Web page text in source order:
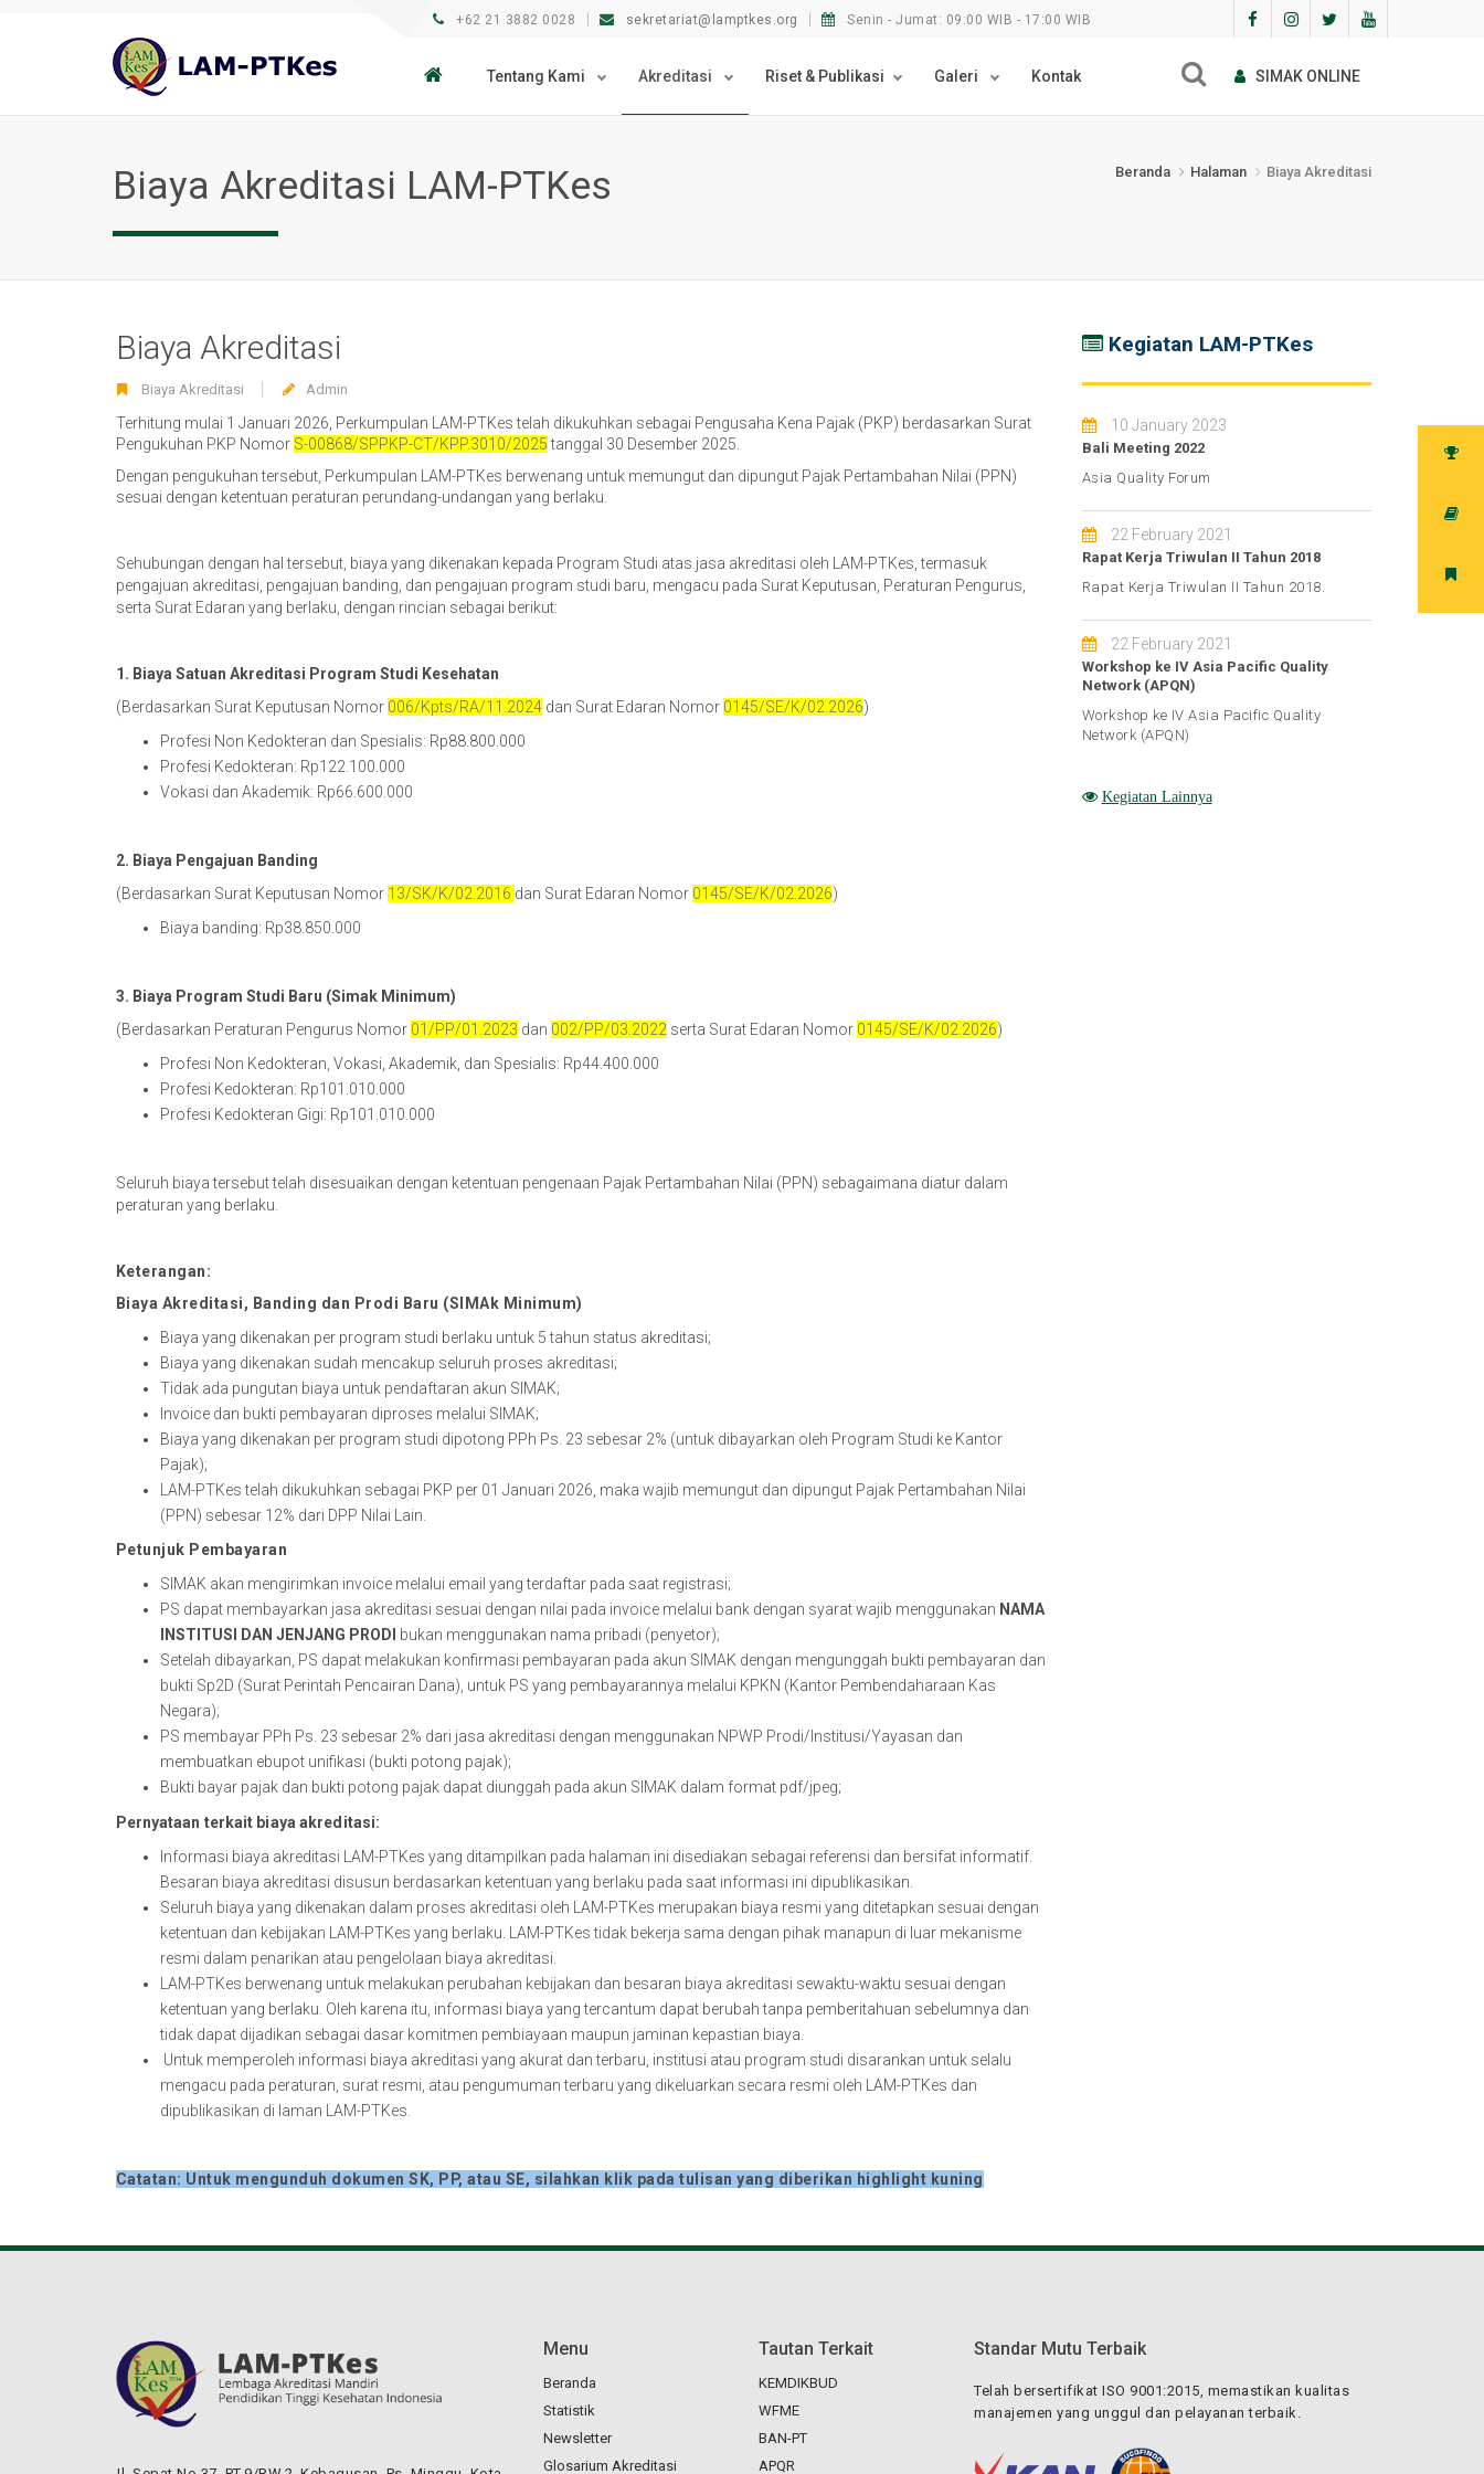
+62 21 3882 0028 sekretariat@lamptkes.org Senin - Jumat: 09:00 WIB - 17:00 WIB
Tentang Kami Akreditasi Riset & Publikasi Galeri Kontak SIMAK ONLINE
Biaya Akreditasi LAM-PTKes Beranda Halaman Biaya Akreditasi
Biaya Akreditasi
Biaya Akreditasi Admin
Terhitung mulai 1 Januari 2026, Perkumpulan LAM-PTKes telah dikukuhkan sebagai Pengusaha Kena Pajak (PKP) berdasarkan Surat
Pengukuhan PKP Nomor S-00868/SPPKP-CT/KPP.3010/2025tanggal 30 Desember 2025.
Dengan pengukuhan tersebut, Perkumpulan LAM-PTKes berwenang untuk memungut dan dipungut Pajak Pertambahan Nilai (PPN)
sesuai dengan ketentuan peraturan perundang-undangan yang berlaku.
Sehubungan dengan hal tersebut, biaya yang dikenakan kepada Program Studi atas jasa akreditasi oleh LAM-PTKes, termasuk
pengajuan akreditasi, pengajuan banding, dan pengajuan program studi baru, mengacu pada Surat Keputusan, Peraturan Pengurus,
serta Surat Edaran yang berlaku, dengan rincian sebagai berikut:
1. Biaya Satuan Akreditasi Program Studi Kesehatan
(Berdasarkan Surat Keputusan Nomor 006/Kpts/RA/11.2024dan Surat Edaran Nomor 0145/SE/K/02.2026)
Profesi Non Kedokteran dan Spesialis: Rp88.800.000
Profesi Kedokteran: Rp122.100.000
Vokasi dan Akademik: Rp66.600.000
2. Biaya Pengajuan Banding
(Berdasarkan Surat Keputusan Nomor 13/SK/K/02.2016 dan Surat Edaran Nomor 0145/SE/K/02.2026)
Biaya banding: Rp38.850.000
3. Biaya Program Studi Baru (Simak Minimum)
(Berdasarkan Peraturan Pengurus Nomor 01/PP/01.2023 dan 002/PP/03.2022 serta Surat Edaran Nomor 0145/SE/K/02.2026)
Profesi Non Kedokteran, Vokasi, Akademik, dan Spesialis: Rp44.400.000
Profesi Kedokteran: Rp101.010.000
Profesi Kedokteran Gigi: Rp101.010.000
Seluruh biaya tersebut telah disesuaikan dengan ketentuan pengenaan Pajak Pertambahan Nilai (PPN) sebagaimana diatur dalam
peraturan yang berlaku.
Keterangan:
Biaya Akreditasi, Banding dan Prodi Baru (SIMAk Minimum)
Biaya yang dikenakan per program studi berlaku untuk 5 tahun status akreditasi;
Biaya yang dikenakan sudah mencakup seluruh proses akreditasi;
Tidak ada pungutan biaya untuk pendaftaran akun SIMAK;
Invoice dan bukti pembayaran diproses melalui SIMAK;
Biaya yang dikenakan per program studi dipotong PPh Ps. 23 sebesar 2% (untuk dibayarkan oleh Program Studi ke Kantor
Pajak);
LAM-PTKes telah dikukuhkan sebagai PKP per 01 Januari 2026, maka wajib memungut dan dipungut Pajak Pertambahan Nilai
(PPN) sebesar 12% dari DPP Nilai Lain.
Petunjuk Pembayaran
SIMAK akan mengirimkan invoice melalui email yang terdaftar pada saat registrasi;
PS dapat membayarkan jasa akreditasi sesuai dengan nilai pada invoice melalui bank dengan syarat wajib menggunakan NAMA
INSTITUSI DAN JENJANG PRODI bukan menggunakan nama pribadi (penyetor);
Setelah dibayarkan, PS dapat melakukan konfirmasi pembayaran pada akun SIMAK dengan mengunggah bukti pembayaran dan
bukti Sp2D (Surat Perintah Pencairan Dana), untuk PS yang pembayarannya melalui KPKN (Kantor Pembendaharaan Kas
Negara);
PS membayar PPh Ps. 23 sebesar 2% dari jasa akreditasi dengan menggunakan NPWP Prodi/Institusi/Yayasan dan
membuatkan ebupot unifikasi (bukti potong pajak);
Bukti bayar pajak dan bukti potong pajak dapat diunggah pada akun SIMAK dalam format pdf/jpeg;
Pernyataan terkait biaya akreditasi:
Informasi biaya akreditasi LAM-PTKes yang ditampilkan pada halaman ini disediakan sebagai referensi dan bersifat informatif.
Besaran biaya akreditasi disusun berdasarkan ketentuan yang berlaku pada saat informasi ini dipublikasikan.
Seluruh biaya yang dikenakan dalam proses akreditasi oleh LAM-PTKes merupakan biaya resmi yang ditetapkan sesuai dengan
ketentuan dan kebijakan LAM-PTKes yang berlaku. LAM-PTKes tidak bekerja sama dengan pihak manapun di luar mekanisme
resmi dalam penarikan atau pengelolaan biaya akreditasi.
LAM-PTKes berwenang untuk melakukan perubahan kebijakan dan besaran biaya akreditasi sewaktu-waktu sesuai dengan
ketentuan yang berlaku. Oleh karena itu, informasi biaya yang tercantum dapat berubah tanpa pemberitahuan sebelumnya dan
tidak dapat dijadikan sebagai dasar komitmen pembiayaan maupun jaminan kepastian biaya.
Untuk memperoleh informasi biaya akreditasi yang akurat dan terbaru, institusi atau program studi disarankan untuk selalu
mengacu pada peraturan, surat resmi, atau pengumuman terbaru yang dikeluarkan secara resmi oleh LAM-PTKes dan
dipublikasikan di laman LAM-PTKes.
Catatan: Untuk mengunduh dokumen SK, PP, atau SE, silahkan klik pada tulisan yang diberikan highlight kuning
Kegiatan LAM-PTKes
10 January 2023
Bali Meeting 2022
Asia Quality Forum
22 February 2021
Rapat Kerja Triwulan II Tahun 2018
Rapat Kerja Triwulan II Tahun 2018.
22 February 2021
Workshop ke IV Asia Pacific Quality
Network (APQN)
Workshop ke IV Asia Pacific Quality
Network (APQN)
Kegiatan Lainnya
Menu
Beranda
Statistik
Newsletter
Glosarium Akreditasi
Tautan Terkait
KEMDIKBUD
WFME
BAN-PT
APQR
Standar Mutu Terbaik
Telah bersertifikat ISO 9001:2015, memastikan kualitas
manajemen yang unggul dan pelayanan terbaik.